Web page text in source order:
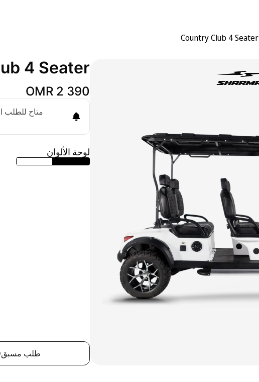
Country Сlub 4 Seater
4 Seater
OMR 2 390
متاح للطلب
لوحة الألوان
طلب مسبق